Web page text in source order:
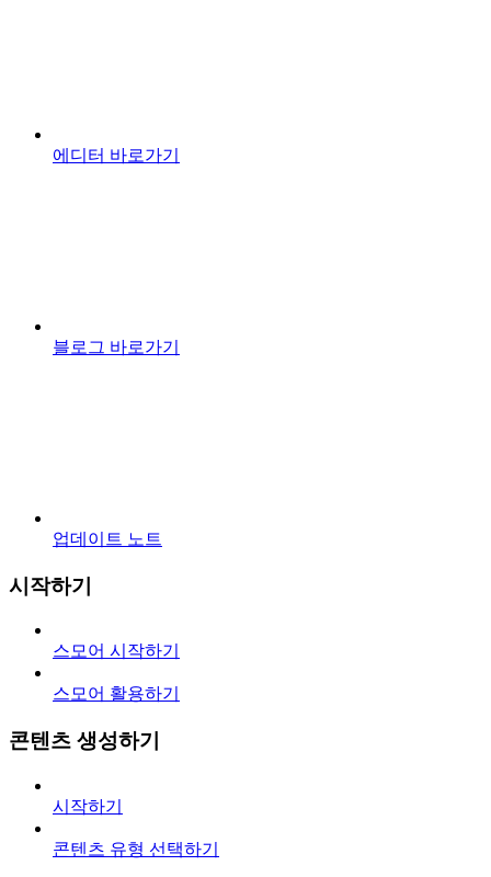
에디터 바로가기
블로그 바로가기
업데이트 노트
시작하기
스모어 시작하기
스모어 활용하기
콘텐츠 생성하기
시작하기
콘텐츠 유형 선택하기